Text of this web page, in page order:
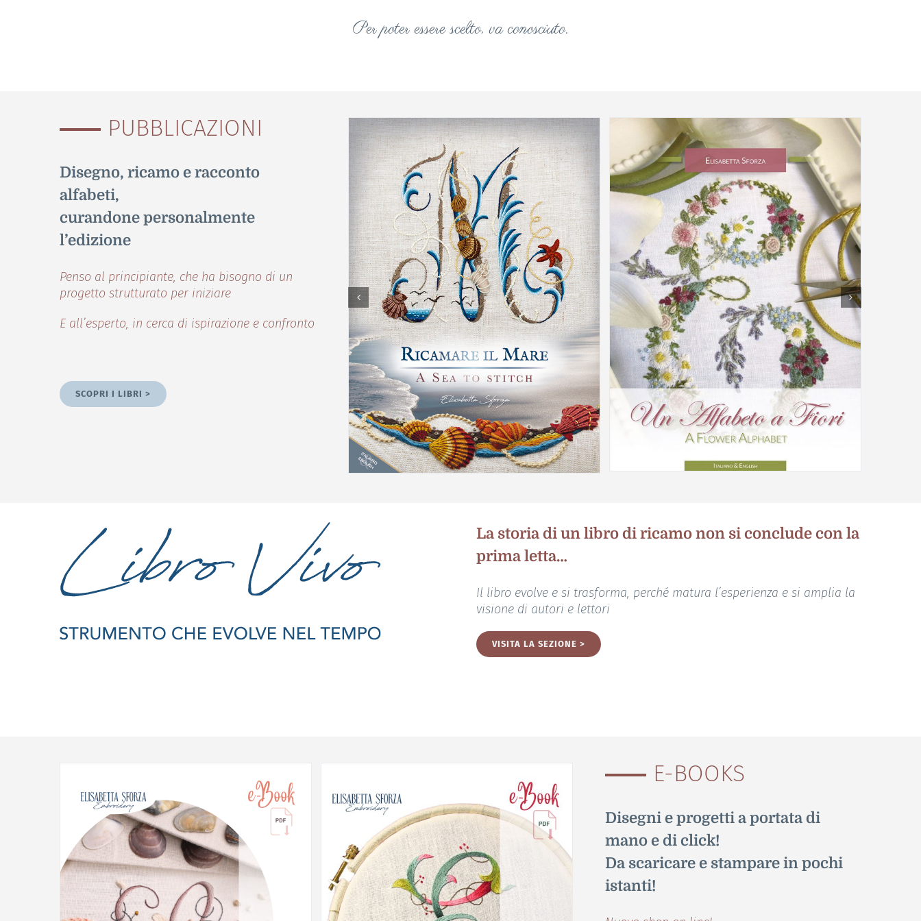
Per poter essere scelto, va conosciuto.
PUBBLICAZIONI
Disegno, ricamo e racconto
alfabeti,
curandone personalmente
l’edizione
Penso al principiante, che ha bisogno di un
progetto strutturato per iniziare
E all’esperto, in cerca di ispirazione e confronto
SCOPRI I LIBRI >
La storia di un libro di ricamo non si conclude con la
prima letta…
Il libro evolve e si trasforma, perché matura l’esperienza e si amplia la
visione di autori e lettori
VISITA LA SEZIONE >
E-BOOKS
Disegni e progetti a portata di
mano e di click!
Da scaricare e stampare in pochi
istanti!